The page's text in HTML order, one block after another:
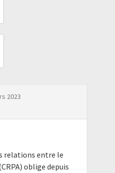
2023
relations entre le
oblige depuis